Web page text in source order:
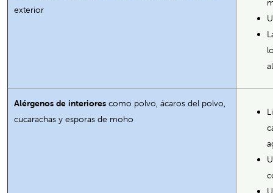
exterior
Alérgenos de interiores como polvo, ácaros del polvo,
cucarachas y esporas de moho